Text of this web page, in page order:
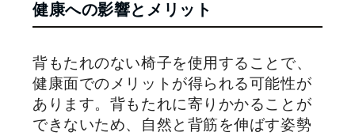
健康への影響とメリット
背もたれのない椅子を使用することで、
健康面でのメリットが得られる可能性が
あります。背もたれに寄りかかることが
できないため、自然と背筋を伸ばす姿勢